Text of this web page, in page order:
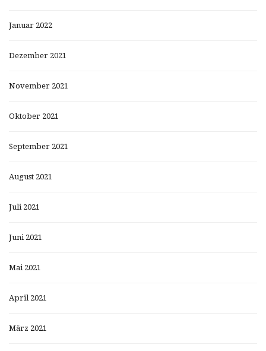
Januar 2022
Dezember 2021
November 2021
Oktober 2021
September 2021
August 2021
Juli 2021
Juni 2021
Mai 2021
April 2021
März 2021